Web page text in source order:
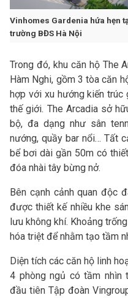
Vinhomes Gardenia hứa hẹn
trường BĐS Hà Nội
Trong đó, khu căn hộ The
Hàm Nghi, gồm 3 tòa căn
hợp với xu hướng kiến trúc
thế giới. The Arcadia sở
bộ, đa dạng như sân
nướng, quầy bar nổi… Tất
bể bơi dài gần 50m có
đóa nhài tây bừng nở.
Bên cạnh cảnh quan độc
được thiết kế nhiều khe
lưu không khí. Khoảng
hóa triệt để nhằm tạo tầm
Diện tích các căn hộ linh
4 phòng ngủ có tầm nhìn
đầu tiên Tập đoàn